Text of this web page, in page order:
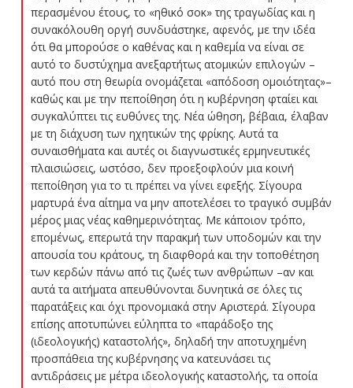
περασμένου έτους, το «ηθικό σοκ» της τραγωδίας και η
συνακόλουθη οργή συνδυάστηκε, αφενός, με την ιδέα
ότι θα μπορούσε ο καθένας και η καθεμία να είναι σε
αυτό το δυστύχημα ανεξαρτήτως ατομικών επιλογών –
αυτό που στη θεωρία ονομάζεται «απόδοση ομοιότητας»–
καθώς και με την πεποίθηση ότι η κυβέρνηση φταίει και
συγκαλύπτει τις ευθύνες της. Νέα ώθηση, βέβαια, έλαβαν
με τη διάχυση των ηχητικών της φρίκης. Αυτά τα
συναισθήματα και αυτές οι διαγνωστικές ερμηνευτικές
πλαισιώσεις, ωστόσο, δεν προεξοφλούν μια κοινή
πεποίθηση για το τι πρέπει να γίνει εφεξής. Σίγουρα
μαρτυρά ένα αίτημα να μην αποτελέσει το τραγικό συμβάν
μέρος μιας νέας καθημερινότητας. Με κάποιον τρόπο,
επομένως, επερωτά την παρακμή των υποδομών και την
απουσία του κράτους, τη διαφθορά και την τοποθέτηση
των κερδών πάνω από τις ζωές των ανθρώπων –αν και
αυτά τα αιτήματα απευθύνονται δυνητικά σε όλες τις
παρατάξεις και όχι προνομιακά στην Αριστερά. Σίγουρα
επίσης αποτυπώνει εύληπτα το «παράδοξο της
(ιδεολογικής) καταστολής», δηλαδή την αποτυχημένη
προσπάθεια της κυβέρνησης να κατευνάσει τις
αντιδράσεις με μέτρα ιδεολογικής καταστολής, τα οποία